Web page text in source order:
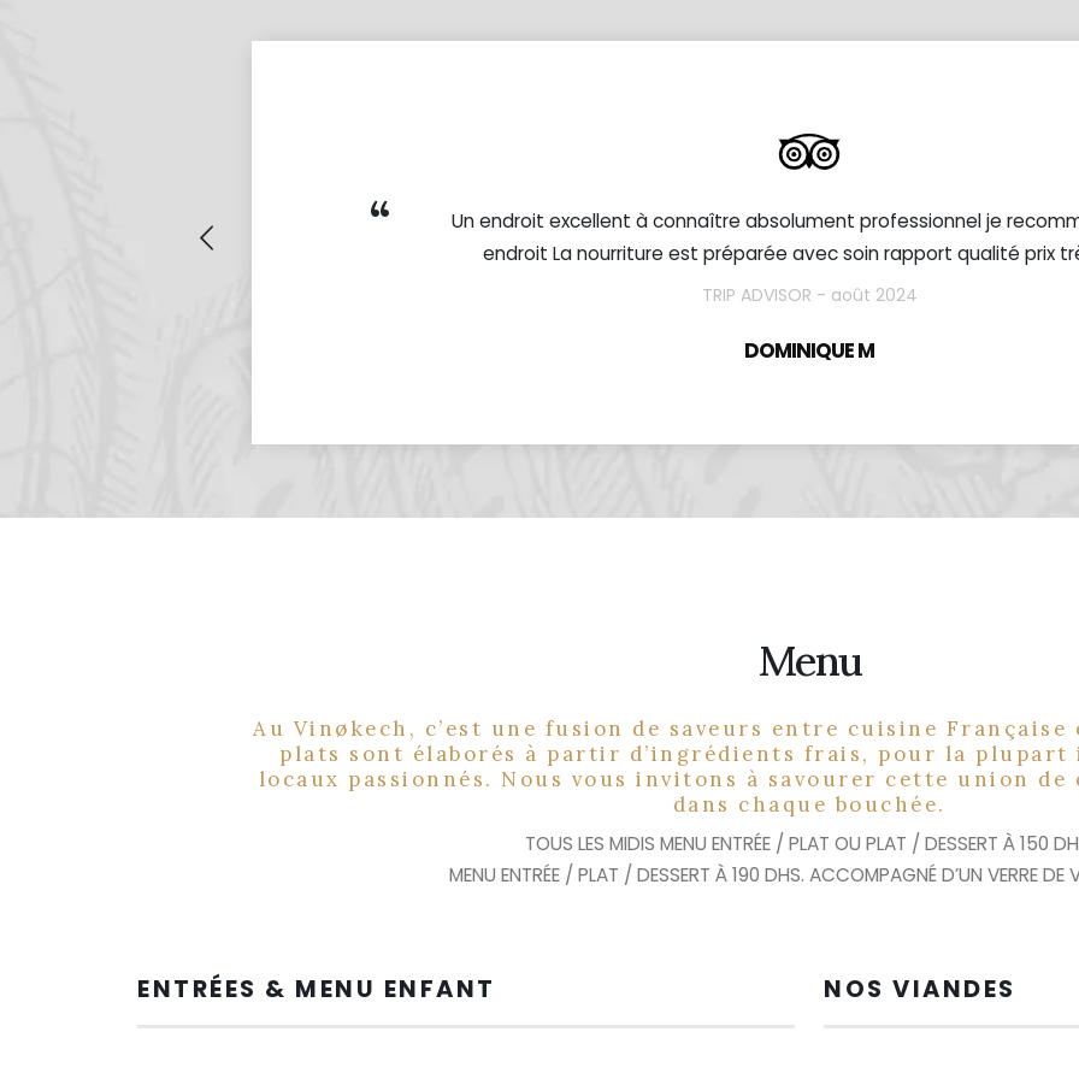
Un endroit excellent à connaître absolument professionnel je
endroit La nourriture est préparée avec soin rapport qualité prix
TRIP ADVISOR - août 2024
DOMINIQUE M
Menu
Au Vinøkech, c’est une fusion de saveurs entre cuisine Française
plats sont élaborés à partir d’ingrédients frais, pour la plupart
locaux passionnés. Nous vous invitons à savourer cette union
dans chaque bouchée.
TOUS LES MIDIS MENU ENTRÉE / PLAT OU PLAT / DESSERT À 150
MENU ENTRÉE / PLAT / DESSERT À 190 DHS. ACCOMPAGNÉ D’UN VERRE DE
ENTRÉES & MENU ENFANT NOS VIANDES